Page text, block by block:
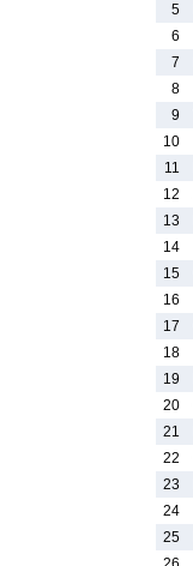
5
6
7
8
9
10
11
12
13
14
15
16
17
18
19
20
21
22
23
24
25